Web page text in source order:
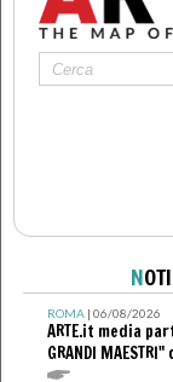
N
ROMA| 06/08/2026
ARTE.it media
GRANDI